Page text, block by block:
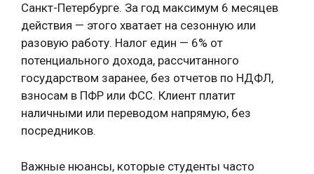
Санкт-Петербурге. За год максимум 6 месяцев
действия — этого хватает на сезонную или
разовую работу. Налог един — 6% от
потенциального дохода, рассчитанного
государством заранее, без отчетов по НДФЛ,
взносам в ПФР или ФСС. Клиент платит
наличными или переводом напрямую, без
посредников.
Важные нюансы, которые студенты часто